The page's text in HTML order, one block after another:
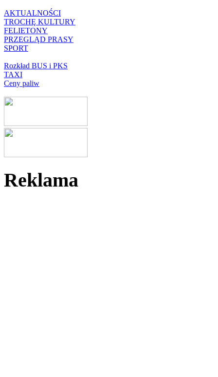
AKTUALNOŚCI
TROCHĘ KULTURY
FELIETONY
PRZEGLĄD PRASY
SPORT
Rozkład BUS i PKS
TAXI
Ceny paliw
Reklama